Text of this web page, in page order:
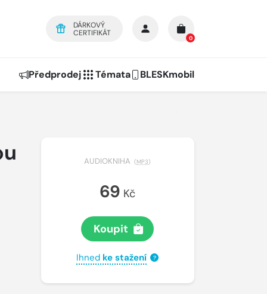
DÁRKOVÝ
CERTIFIKÁT
0
Předprodej Témata BLESKmobil
AUDIOKNIHA (MP3)
69 Kč
Koupit
Ihned ke stažení ?